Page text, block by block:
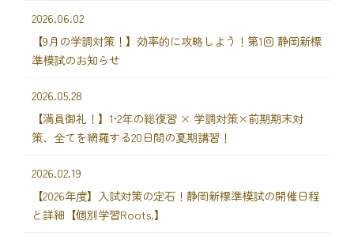
2026.06.02
【9月の学調対策！】効率的に攻略しよう！第1回 静岡新標
準模試のお知らせ
2026.05.28
【満員御礼！】1•2年の総復習 × 学調対策×前期期末対
策、全てを網羅する20日間の夏期講習！
2026.02.19
【2026年度】入試対策の定石！静岡新標準模試の開催日程
と詳細【個別学習Roots.】